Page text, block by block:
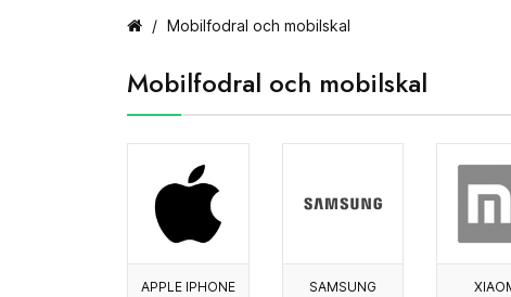
Mobilfodral och mobilskal
Mobilfodral och mobilskal
APPLE IPHONE
SAMSUNG